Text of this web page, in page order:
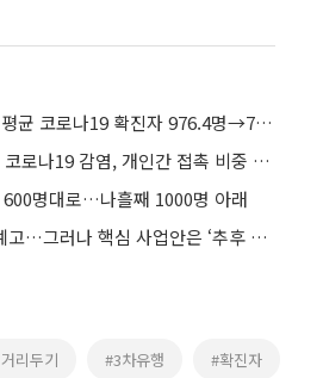
균 코로나19 확진자 976.4명→765명
나19 감염, 개인간 접촉 비중 높아져"
명대로…나흘째 1000명 아래
싸이월드, 10월 부활 예고…그러나 핵심 사업안은 ‘추후 공개’
리두기 #3차유행 #확진자